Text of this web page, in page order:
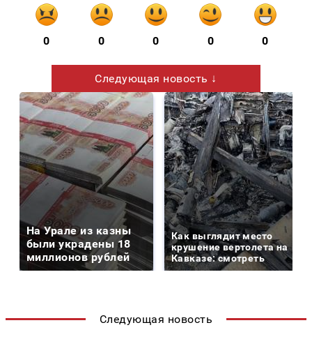
0 0 0 0 0
Следующая новость ↓
На Урале из казны
были украдены 18
миллионов рублей
Как выглядит место
крушение вертолета на
Кавказе: смотреть
Следующая новость